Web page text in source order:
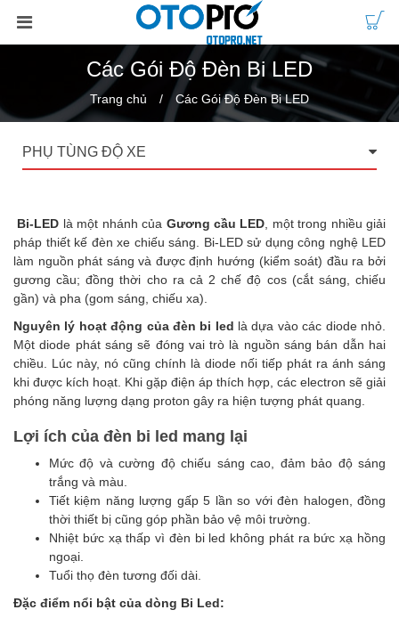
Các Gói Độ Đèn Bi LED
Trang chủ Các Gói Độ Đèn Bi LED
PHỤ TÙNG ĐỘ XE
Bi-LED là một nhánh của Gương cầu LED , một trong nhiều giải
pháp thiết kế đèn xe chiếu sáng. Bi-LED sử dụng công nghệ LED
làm nguồn phát sáng và được định hướng (kiểm soát) đầu ra bởi
gương cầu; đồng thời cho ra cả 2 chế độ cos (cắt sáng, chiếu
gần) và pha (gom sáng, chiếu xa).
Nguyên lý hoạt động của đèn bi led là dựa vào các diode nhỏ.
Một diode phát sáng sẽ đóng vai trò là nguồn sáng bán dẫn hai
chiều. Lúc này, nó cũng chính là diode nối tiếp phát ra ánh sáng
khi được kích hoạt. Khi gặp điện áp thích hợp, các electron sẽ giải
phóng năng lượng dạng proton gây ra hiện tượng phát quang.
Lợi ích của đèn bi led mang lại
Mức độ và cường độ chiếu sáng cao, đảm bảo độ sáng
trắng và màu.
Tiết kiệm năng lượng gấp 5 lần so với đèn halogen, đồng
thời thiết bị cũng góp phần bảo vệ môi trường.
Nhiệt bức xạ thấp vì đèn bi led không phát ra bức xạ hồng
ngoại.
Tuổi thọ đèn tương đối dài.
Đặc điểm nổi bật của dòng Bi Led: